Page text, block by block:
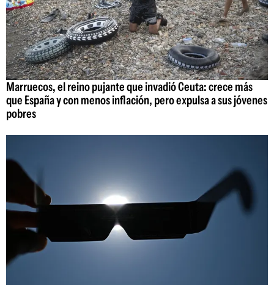
Marruecos, el reino pujante que invadió Ceuta: crece más
que España y con menos inflación, pero expulsa a sus jóvenes
pobres